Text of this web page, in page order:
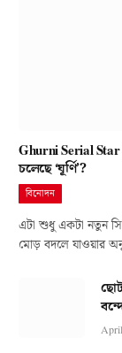
Ghurni Serial
চলেছে ‘ঘূর্ণি’?
বিনোদন
এটা শুধু একটা নতুন
মোড় বদলে যাওয়ার